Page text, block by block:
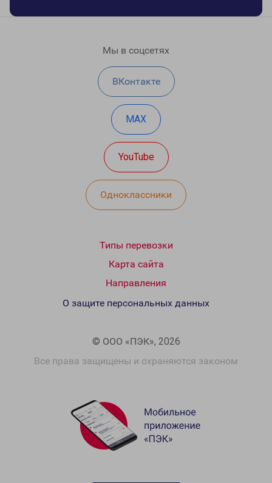
Мы в соцсетях
ВКонтакте
MAX
YouTube
Одноклассники
Типы перевозки
Карта сайта
Направления
© ООО «ПЭК», 2026
Все права защищены и охраняются законом
О защите персональных данных